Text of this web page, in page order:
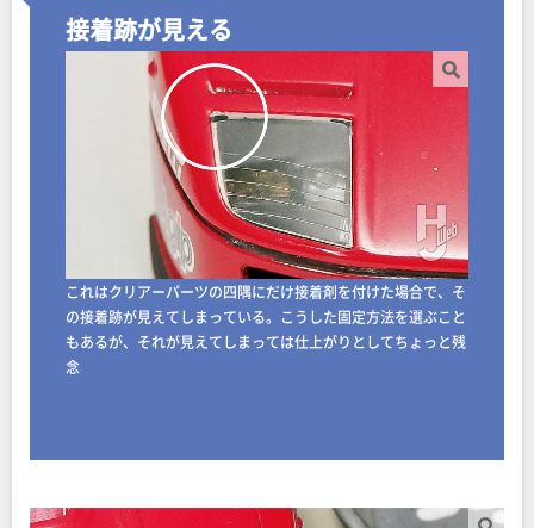
接着跡が見える
これはクリアーパーツの四隅にだけ接着剤を付けた場合で、そ
の接着跡が見えてしまっている。こうした固定方法を選ぶこと
もあるが、それが見えてしまっては仕上がりとしてちょっと残
念